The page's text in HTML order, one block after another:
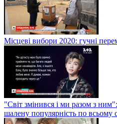
Місцеві вибори 2020: гучні
"Світ змінився і ми разом з
шалену популярність по всьому